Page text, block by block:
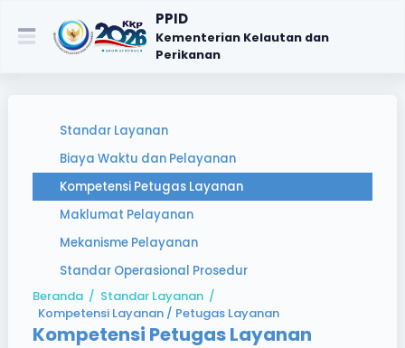
PPID
Kementerian Kelautan dan
Perikanan
Standar Layanan
Biaya Waktu dan Pelayanan
Kompetensi Petugas Layanan
Maklumat Pelayanan
Mekanisme Pelayanan
Standar Operasional Prosedur
Beranda / Standar Layanan /
Kompetensi Layanan / Petugas Layanan
Kompetensi Petugas Layanan